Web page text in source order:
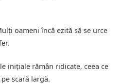
oameni încă ezită să se urce
inițiale rămân ridicate, ceea ce
scară largă.